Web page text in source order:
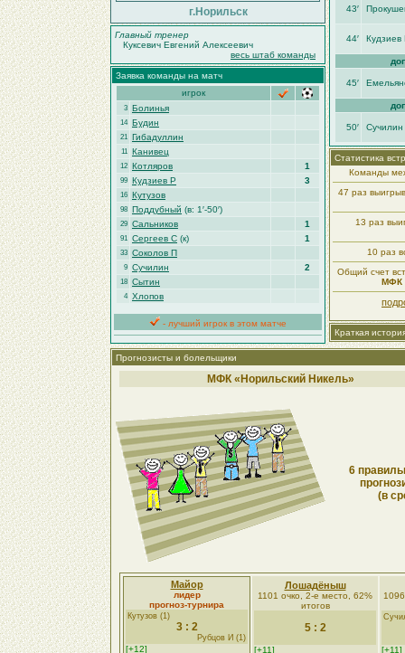
г.Норильск
Главный тренер
Куксевич Евгений Алексеевич
весь штаб команды
Заявка команды на матч
игрок
3 Болинья
14 Будин
21 Гибадуллин
11 Канивец
12 Котляров 1
99 Кудзиев Р 3
16 Кутузов
98 Поддубный (в: 1′-50′)
29 Сальников 1
91 Сергеев С (к) 1
33 Соколов П
9 Сучилин 2
18 Сытин
4 Хлопов
- лучший игрок в этом матче
43′
44′ Кудзиев
45′
50′ Сучилин
Статистика
Команды
47 раз
13 раз
10 раз
Общий счет
МФК
Краткая
Прогнозисты и болельщики
МФК «Норильский Никель»
6
(в
Майор
лидер
прогноз-турнира
Кутузов (1)
3 : 2
Рубцов И (1)
[+12]
Лошадёныш
1101 очко, 2-е место, 62%
итогов
5 : 2
[+11]
[+11]